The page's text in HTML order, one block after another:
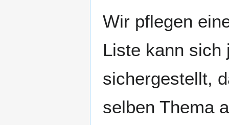
Wir pflegen
Liste kann sich
sichergestellt,
selben Thema